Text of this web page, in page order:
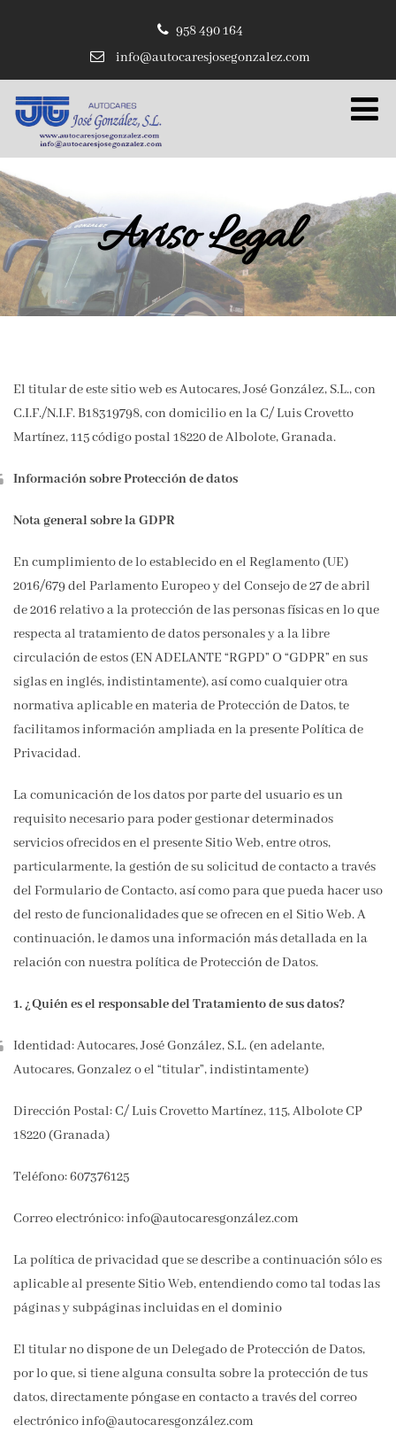
958 490 164
info@autocaresjosegonzalez.com
Aviso Legal
El titular de este sitio web es Autocares, José González, S.L., con
C.I.F./N.I.F. B18319798, con domicilio en la C/ Luis Crovetto
Martínez, 115 código postal 18220 de Albolote, Granada.
Información sobre Protección de datos
Nota general sobre la GDPR
En cumplimiento de lo establecido en el Reglamento (UE)
2016/679 del Parlamento Europeo y del Consejo de 27 de abril
de 2016 relativo a la protección de las personas físicas en lo que
respecta al tratamiento de datos personales y a la libre
circulación de estos (EN ADELANTE “RGPD” O “GDPR” en sus
siglas en inglés, indistintamente), así como cualquier otra
normativa aplicable en materia de Protección de Datos, te
facilitamos información ampliada en la presente Política de
Privacidad.
La comunicación de los datos por parte del usuario es un
requisito necesario para poder gestionar determinados
servicios ofrecidos en el presente Sitio Web, entre otros,
particularmente, la gestión de su solicitud de contacto a través
del Formulario de Contacto, así como para que pueda hacer uso
del resto de funcionalidades que se ofrecen en el Sitio Web. A
continuación, le damos una información más detallada en la
relación con nuestra política de Protección de Datos.
1. ¿Quién es el responsable del Tratamiento de sus datos?
Identidad: Autocares, José González, S.L. (en adelante,
Autocares, Gonzalez o el “titular”, indistintamente)
Dirección Postal: C/ Luis Crovetto Martínez, 115, Albolote CP
18220 (Granada)
Teléfono: 607376125
Correo electrónico: info@autocaresgonzález.com
La política de privacidad que se describe a continuación sólo es
aplicable al presente Sitio Web, entendiendo como tal todas las
páginas y subpáginas incluidas en el dominio
El titular no dispone de un Delegado de Protección de Datos,
por lo que, si tiene alguna consulta sobre la protección de tus
datos, directamente póngase en contacto a través del correo
electrónico info@autocaresgonzález.com